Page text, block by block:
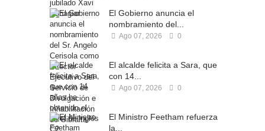
El Gobierno anuncia el
nombramiento del...
Ago 07, 2026 0
El alcalde felicita a Sara, que
con 14...
Ago 07, 2026 0
El Ministro Feetham refuerza
la...